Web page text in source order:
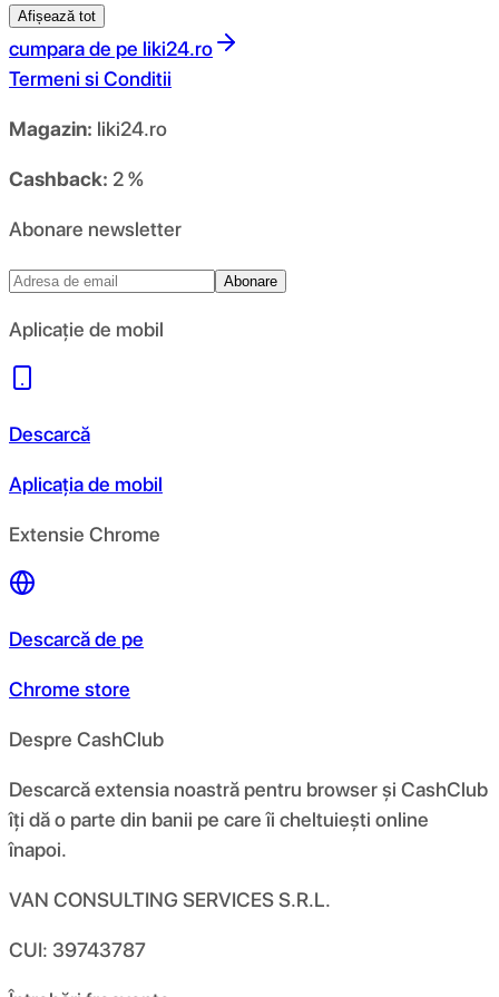
Afișează tot
cumpara de pe liki24.ro
Termeni si Conditii
Magazin: liki24.ro
Cashback: 2 %
Abonare newsletter
Abonare
Aplicație de mobil
Descarcă
Aplicația de mobil
Extensie Chrome
Descarcă de pe
Chrome store
Despre CashClub
Descarcă extensia noastră pentru browser și CashClub
îți dă o parte din banii pe care îi cheltuiești online
înapoi.
VAN CONSULTING SERVICES S.R.L.
CUI: 39743787